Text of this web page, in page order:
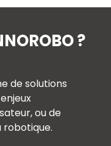
?
de solutions
ou de